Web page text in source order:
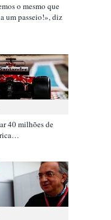
o mesmo que
um passeio!», diz
40 milhões de
rica…